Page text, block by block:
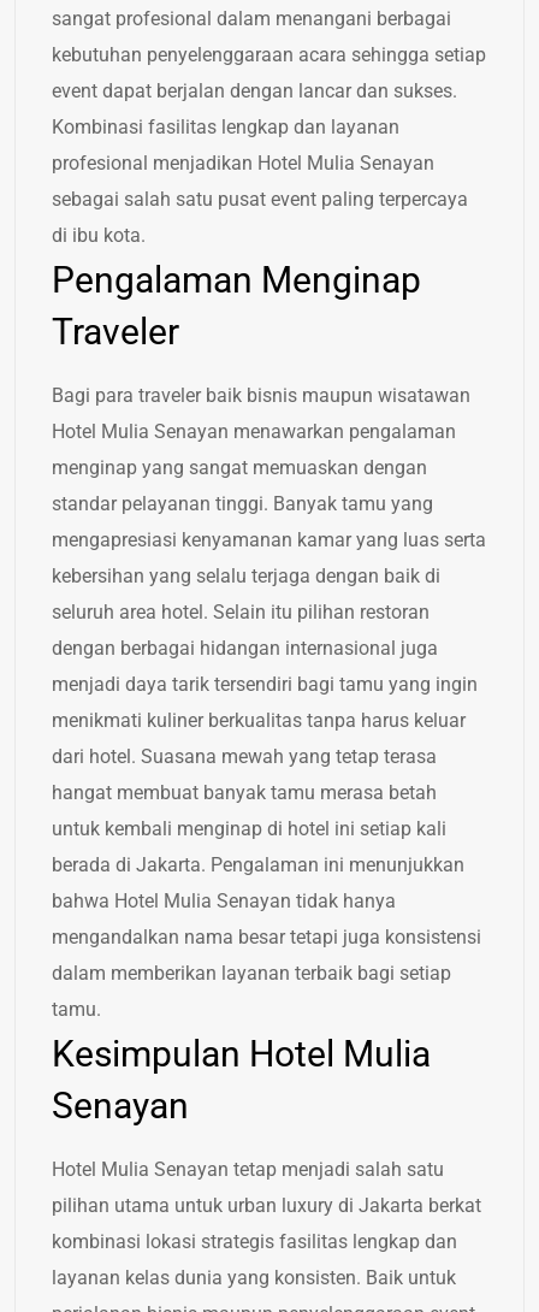
sangat profesional dalam menangani berbagai
kebutuhan penyelenggaraan acara sehingga setiap
event dapat berjalan dengan lancar dan sukses.
Kombinasi fasilitas lengkap dan layanan
profesional menjadikan Hotel Mulia Senayan
sebagai salah satu pusat event paling terpercaya
di ibu kota.
Pengalaman Menginap
Traveler
Bagi para traveler baik bisnis maupun wisatawan
Hotel Mulia Senayan menawarkan pengalaman
menginap yang sangat memuaskan dengan
standar pelayanan tinggi. Banyak tamu yang
mengapresiasi kenyamanan kamar yang luas serta
kebersihan yang selalu terjaga dengan baik di
seluruh area hotel. Selain itu pilihan restoran
dengan berbagai hidangan internasional juga
menjadi daya tarik tersendiri bagi tamu yang ingin
menikmati kuliner berkualitas tanpa harus keluar
dari hotel. Suasana mewah yang tetap terasa
hangat membuat banyak tamu merasa betah
untuk kembali menginap di hotel ini setiap kali
berada di Jakarta. Pengalaman ini menunjukkan
bahwa Hotel Mulia Senayan tidak hanya
mengandalkan nama besar tetapi juga konsistensi
dalam memberikan layanan terbaik bagi setiap
tamu.
Kesimpulan Hotel Mulia
Senayan
Hotel Mulia Senayan tetap menjadi salah satu
pilihan utama untuk urban luxury di Jakarta berkat
kombinasi lokasi strategis fasilitas lengkap dan
layanan kelas dunia yang konsisten. Baik untuk